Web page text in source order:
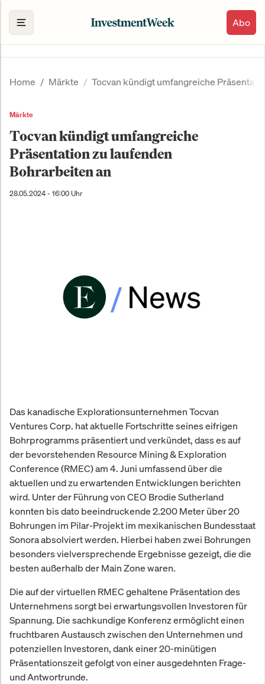
Abo
Home Märkte Tocvan kündigt umfangreiche
Märkte
Tocvan kündigt umfangreiche
Präsentation zu laufenden
Bohrarbeiten an
28.05.2024 - 16:00 Uhr
Das kanadische Explorationsunternehmen Tocvan
Ventures Corp. hat aktuelle Fortschritte seines eifrigen
Bohrprogramms präsentiert und verkündet, dass es auf
der bevorstehenden Resource Mining & Exploration
Conference (RMEC) am 4. Juni umfassend über die
aktuellen und zu erwartenden Entwicklungen berichten
wird. Unter der Führung von CEO Brodie Sutherland
konnten bis dato beeindruckende 2.200 Meter über 20
Bohrungen im Pilar-Projekt im mexikanischen Bundesstaat
Sonora absolviert werden. Hierbei haben zwei Bohrungen
besonders vielversprechende Ergebnisse gezeigt, die die
besten außerhalb der Main Zone waren.
Die auf der virtuellen RMEC gehaltene Präsentation des
Unternehmens sorgt bei erwartungsvollen Investoren für
Spannung. Die sachkundige Konferenz ermöglicht einen
fruchtbaren Austausch zwischen den Unternehmen und
potenziellen Investoren, dank einer 20-minütigen
Präsentationszeit gefolgt von einer ausgedehnten Frage-
und Antwortrunde.